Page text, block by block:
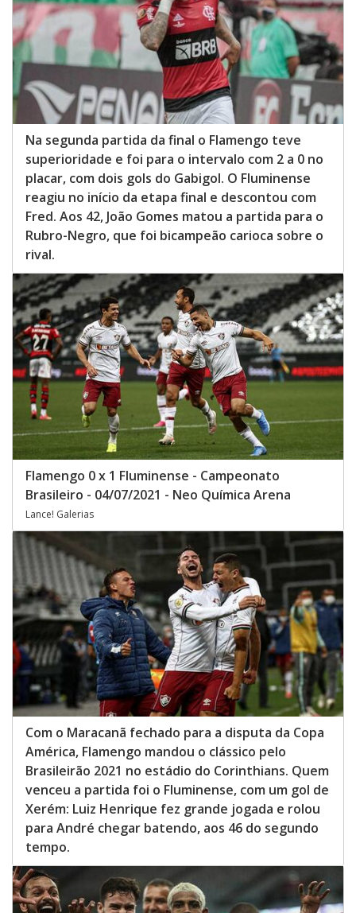
Na segunda partida da final o Flamengo teve
superioridade e foi para o intervalo com 2 a 0 no
placar, com dois gols do Gabigol. O Fluminense
reagiu no início da etapa final e descontou com
Fred. Aos 42, João Gomes matou a partida para o
Rubro-Negro, que foi bicampeão carioca sobre o
rival.
Flamengo 0 x 1 Fluminense - Campeonato
Brasileiro - 04/07/2021 - Neo Química Arena
Lance! Galerias
Com o Maracanã fechado para a disputa da Copa
América, Flamengo mandou o clássico pelo
Brasileirão 2021 no estádio do Corinthians. Quem
venceu a partida foi o Fluminense, com um gol de
Xerém: Luiz Henrique fez grande jogada e rolou
para André chegar batendo, aos 46 do segundo
tempo.